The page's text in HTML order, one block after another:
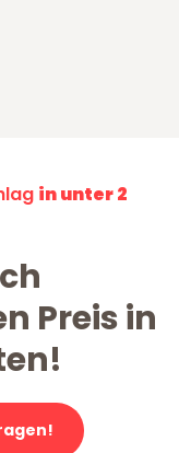
in unter 2
Preis in